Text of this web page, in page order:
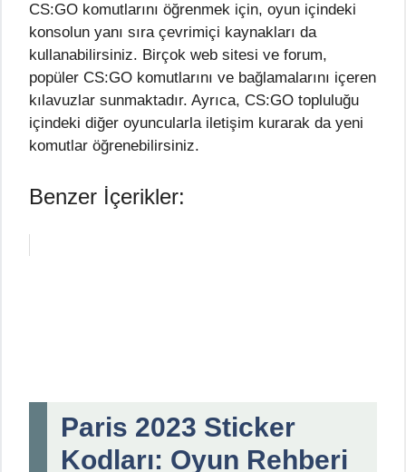
CS:GO komutlarını öğrenmek için, oyun içindeki
konsolun yanı sıra çevrimiçi kaynakları da
kullanabilirsiniz. Birçok web sitesi ve forum,
popüler CS:GO komutlarını ve bağlamalarını içeren
kılavuzlar sunmaktadır. Ayrıca, CS:GO topluluğu
içindeki diğer oyuncularla iletişim kurarak da yeni
komutlar öğrenebilirsiniz.
Benzer İçerikler:
Paris 2023 Sticker
Kodları: Oyun Rehberi